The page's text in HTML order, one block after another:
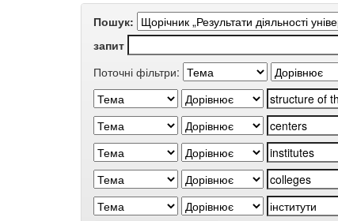
Пошук:
запит
Поточні фільтри: